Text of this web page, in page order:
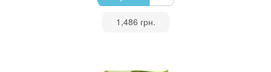
1,486 грн.